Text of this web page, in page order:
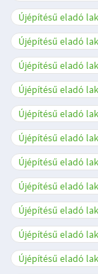
Újépítésű eladó
Újépítésű eladó
Újépítésű eladó
Újépítésű eladó
Újépítésű eladó
Újépítésű eladó
Újépítésű eladó
Újépítésű eladó
Újépítésű eladó
Újépítésű eladó
Újépítésű eladó